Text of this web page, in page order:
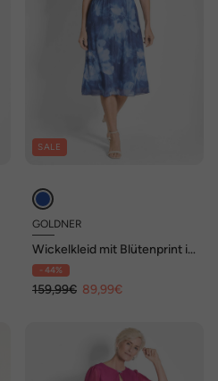
SALE
GOLDNER
Wickelkleid mit Blütenprint in
Blau, tailliert
- 44%
159,99€ 89,99€